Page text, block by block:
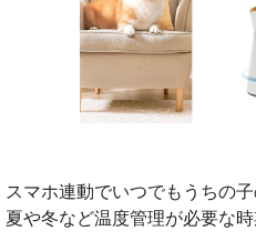
スマホ連動でいつでもうちの
夏や冬など温度管理が必要な